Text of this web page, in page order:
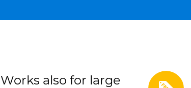
Works also for large